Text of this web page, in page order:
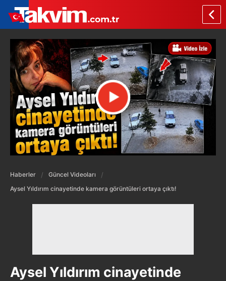
Haberler
Güncel Videoları
Aysel Yıldırım cinayetinde kamera görüntüleri ortaya çıktı!
Aysel Yıldırım cinayetinde